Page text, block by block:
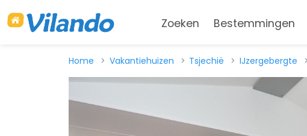
Zoeken Bestemmingen
Home Vakantiehuizen Tsjechië IJzergebergte